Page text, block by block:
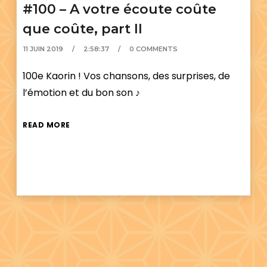
#100 – A votre écoute coûte
que coûte, part II
11 JUIN 2019 2:58:37 0 COMMENTS
100e Kaorin ! Vos chansons, des surprises, de
l’émotion et du bon son ♪
READ MORE